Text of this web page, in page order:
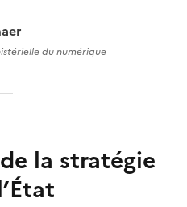
du numérique
la stratégie